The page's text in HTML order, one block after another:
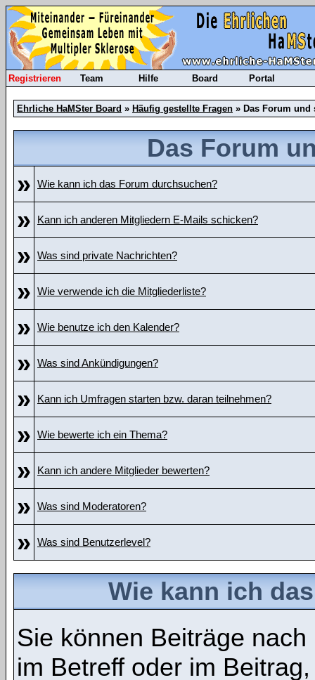
Registrieren Team Hilfe Board Portal
Ehrliche HaMSter Board » Häufig gestellte Fragen » Das Forum und
Das Forum
» Wie kann ich das Forum durchsuchen?
» Kann ich anderen Mitgliedern E-Mails schicken?
» Was sind private Nachrichten?
» Wie verwende ich die Mitgliederliste?
» Wie benutze ich den Kalender?
» Was sind Ankündigungen?
» Kann ich Umfragen starten bzw. daran teilnehmen?
» Wie bewerte ich ein Thema?
» Kann ich andere Mitglieder bewerten?
» Was sind Moderatoren?
» Was sind Benutzerlevel?
Wie kann ich
Sie können Beiträge
im Betreff oder im